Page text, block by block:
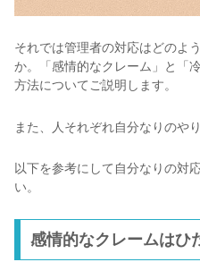
それでは管理者の対応はどのよ
か。「感情的なクレーム」と「
方法についてご説明します。
また、人それぞれ自分なりのや
以下を参考にして自分なりの対
い。
感情的なクレームはひ